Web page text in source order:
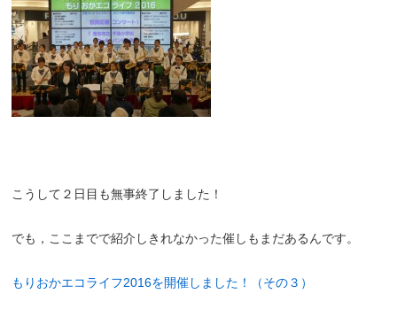
こうして２日目も無事終了しました！
でも，ここまでで紹介しきれなかった催しもまだあるんです。
もりおかエコライフ2016を開催しました！（その３）